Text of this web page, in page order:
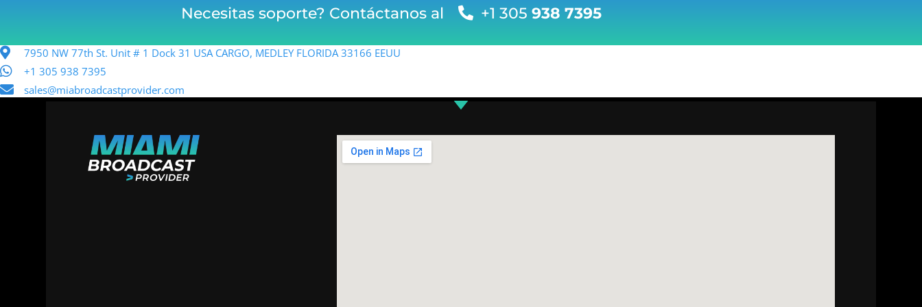
Necesitas soporte? Contáctanos al +1 305 938 7395
7950 NW 77th St. Unit # 1 Dock 31 USA CARGO, MEDLEY FLORIDA 33166 EEUU
+1 305 938 7395
sales@miabroadcastprovider.com